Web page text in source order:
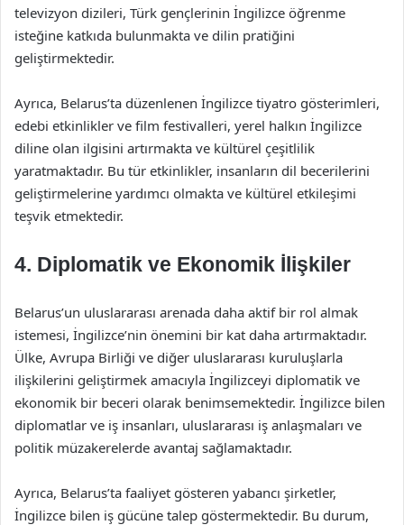
televizyon dizileri, Türk gençlerinin İngilizce öğrenme
isteğine katkıda bulunmakta ve dilin pratiğini
geliştirmektedir.
Ayrıca, Belarus’ta düzenlenen İngilizce tiyatro gösterimleri,
edebi etkinlikler ve film festivalleri, yerel halkın İngilizce
diline olan ilgisini artırmakta ve kültürel çeşitlilik
yaratmaktadır. Bu tür etkinlikler, insanların dil becerilerini
geliştirmelerine yardımcı olmakta ve kültürel etkileşimi
teşvik etmektedir.
4. Diplomatik ve Ekonomik İlişkiler
Belarus’un uluslararası arenada daha aktif bir rol almak
istemesi, İngilizce’nin önemini bir kat daha artırmaktadır.
Ülke, Avrupa Birliği ve diğer uluslararası kuruluşlarla
ilişkilerini geliştirmek amacıyla İngilizceyi diplomatik ve
ekonomik bir beceri olarak benimsemektedir. İngilizce bilen
diplomatlar ve iş insanları, uluslararası iş anlaşmaları ve
politik müzakerelerde avantaj sağlamaktadır.
Ayrıca, Belarus’ta faaliyet gösteren yabancı şirketler,
İngilizce bilen iş gücüne talep göstermektedir. Bu durum,